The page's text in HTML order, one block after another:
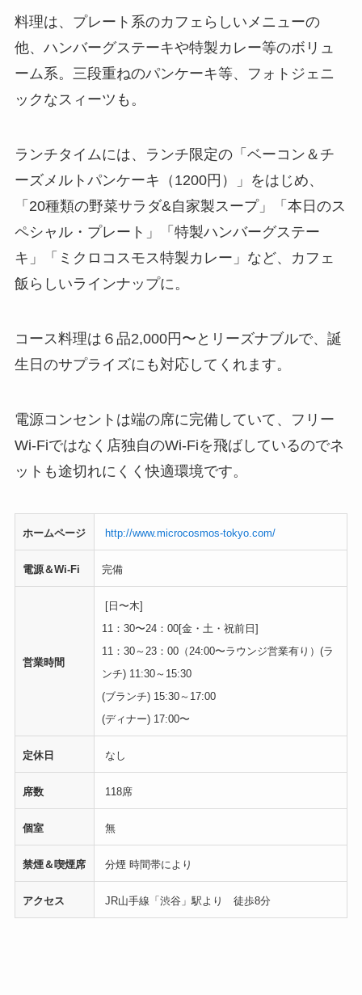
料理は、プレート系のカフェらしいメニューの
他、ハンバーグステーキや特製カレー等のボリュ
ーム系。三段重ねのパンケーキ等、フォトジェニ
ックなスィーツも。
ランチタイムには、ランチ限定の「ベーコン＆チ
ーズメルトパンケーキ（1200円）」をはじめ、
「20種類の野菜サラダ&自家製スープ」「本日のス
ペシャル・プレート」「特製ハンバーグステー
キ」「ミクロコスモス特製カレー」など、カフェ
飯らしいラインナップに。
コース料理は６品2,000円〜とリーズナブルで、誕
生日のサプライズにも対応してくれます。
電源コンセントは端の席に完備していて、フリー
Wi-Fiではなく店独自のWi-Fiを飛ばしているのでネ
ットも途切れにくく快適環境です。
ホームページ http://www.microcosmos-tokyo.com/
電源＆Wi-Fi 完備
営業時間
[日〜木]
11：30〜24：00[金・土・祝前日]
11：30～23：00（24:00〜ラウンジ営業有り） (ラ
ンチ) 11:30～15:30
(ブランチ) 15:30～17:00
(ディナー) 17:00〜
定休日 なし
席数 118席
個室 無
禁煙＆喫煙席 分煙 時間帯により
アクセス JR山手線「渋谷」駅より 徒歩8分